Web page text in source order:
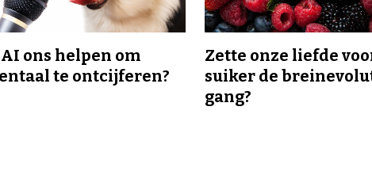
ons helpen om
te ontcijferen?
Zette onze liefde
suiker de
gang?